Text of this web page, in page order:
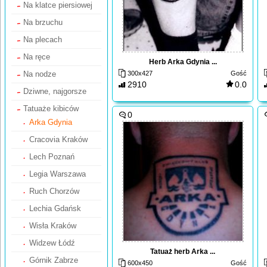
Herb Arka Gdynia ...
300x427 Gość
2910 0.0
0
Tatuaż herb Arka ...
600x450 Gość
Na klatce piersiowej
Na brzuchu
Na plecach
Na ręce
Na nodze
Dziwne, najgorsze
Tatuaże kibiców
Arka Gdynia
Cracovia Kraków
Lech Poznań
Legia Warszawa
Ruch Chorzów
Lechia Gdańsk
Wisła Kraków
Widzew Łódź
Górnik Zabrze